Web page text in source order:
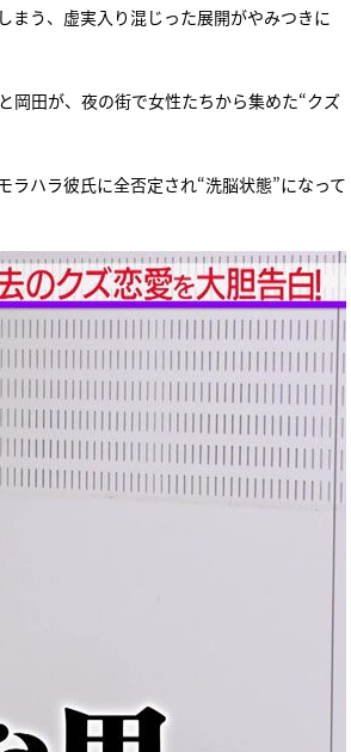
う、虚実入り混じった展開がやみつきに
岡田が、夜の街で女性たちから集めた“クズ
ハラ彼氏に全否定され“洗脳状態”になって
ビュー